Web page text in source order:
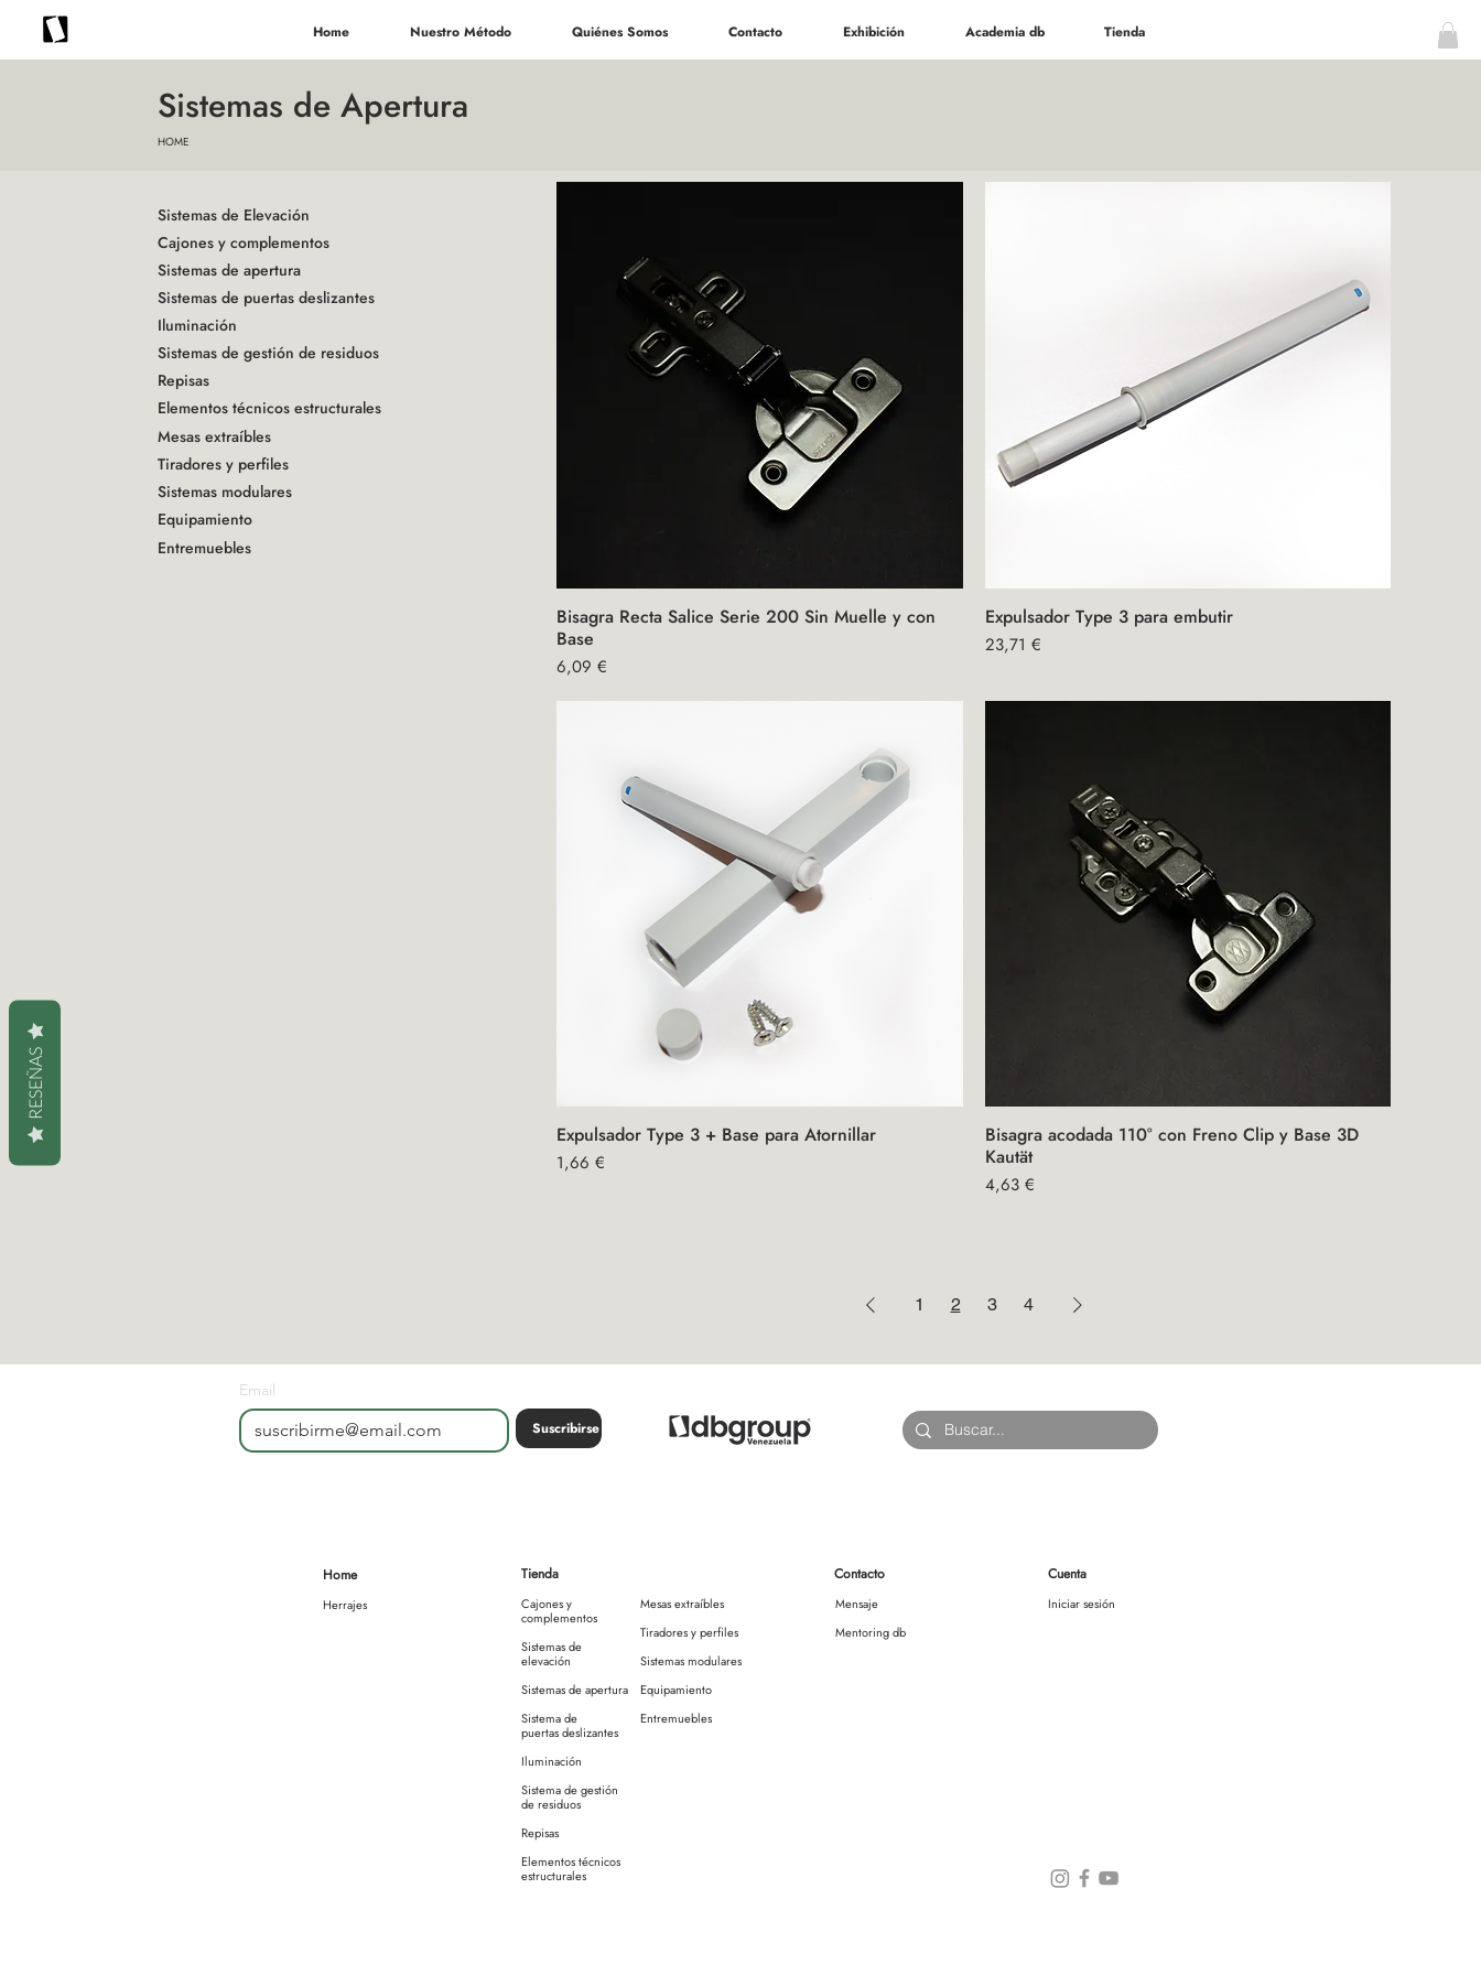
Home Nuestro Método Quiénes Somos Contacto Exhibición Academia db Tienda
Sistemas de Apertura
HOME
Sistemas de Elevación
Cajones y complementos
Sistemas de apertura
Sistemas de puertas deslizantes
Iluminación
Sistemas de gestión de residuos
Repisas
Elementos técnicos estructurales
Mesas extraíbles
Tiradores y perfiles
Sistemas modulares
Equipamiento
Entremuebles
Vista rápida
Bisagra Recta Salice Serie 200 Sin Muelle y con
Base
Precio
6,09 €
Vista rápida
Expulsador Type 3 para embutir
Precio
23,71 €
Vista rápida
Expulsador Type 3 + Base para Atornillar
Precio
1,66 €
Vista rápida
Bisagra acodada 110° con Freno Clip y Base 3D
Kautät
Precio
4,63 €
1 2 3 4
Email
Suscribirse
Home
Herrajes
Tienda
Cajones y
complementos
Sistemas de
elevación
Sistemas de apertura
Sistema de
puertas deslizantes
Iluminación
Sistema de gestión
de residuos
Repisas
Elementos técnicos
estructurales
Mesas extraíbles
Tiradores y perfiles
Sistemas modulares
Equipamiento
Entremuebles
Contacto
Mensaje
Mentoring db
Cuenta
Iniciar sesión
RESEÑAS